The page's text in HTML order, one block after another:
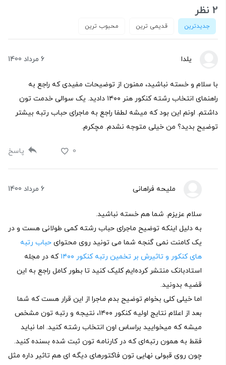
2 نظر
جدیدترین قدیمی ترین محبوب ترین
یلدا 6 مرداد 1400
با سلام و خسته نباشید، ممنون از توضیحات مفیدی که راجع به
راهنمای انتخاب رشته کنکور هنر ۱۴۰۰ دادید. یک سوالی خدمت‌ تون
داشتم. اونم این بود که میشه لطفا راجع به ماجرای حباب رتبه بیشتر
توضیح بدید؟ من خیلی متوجه نشدم. مچکرم.
0 پاسخ
ملیحه فراهانی 6 مرداد 1400
سلام عزیزم. شما هم خسته نباشید.
به دلیل اینکه توضیح ماجرای حباب رشته کمی طولانی هست و در
یک کامنت نمی گنجه شما می تونید روی محتوای حباب رتبه
های کنکور و تاثیرش بر تخمین رتبه کنکور ۱۴۰۰
که در مجله
استادبانک منتشر کرده‌ایم کلیک کنید تا بطور کامل راجع به این
قضیه بدونید.
اما خیلی کلی بخوام توضیح بدم ماجرا از این قرار هست که شما
بعد از اعلام نتایج اولیه کنکور ۱۴۰۰، نتیجه و رتبه‌ تون مشخص
میشه که میخوایید براساس اون انتخاب رشته کنید. اما نباید
فقط به همون رتبه‌ای که در کارنامه تون ثبت شده بسنده کنید.
چون روی قبولی نهایی تون فاکتورهای دیگه ای هم تاثیر داره مثل